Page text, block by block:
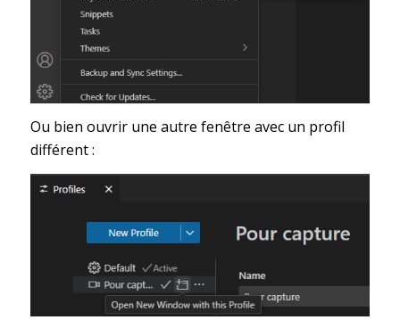
Ou bien ouvrir une autre fenêtre avec un profil
différent :